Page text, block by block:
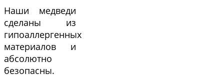
Наши медведи
сделаны из
гипоаллергенных
материалов и
абсолютно
безопасны.